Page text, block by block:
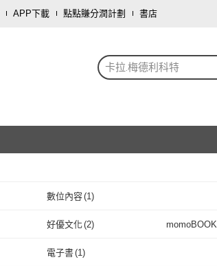
APP下載 點點賺分潤計劃 書店
卡拉.梅德利科特
數位內容(1)
好優文化(2) momoBOOK
好優文化
電子書(1)